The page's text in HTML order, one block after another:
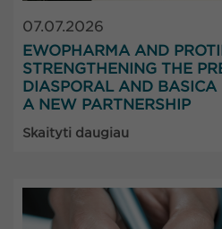
07.07.2026
EWOPHARMA AND
STRENGTHENING THE
DIASPORAL AND
A NEW PARTNERSHIP
Skaityti daugiau